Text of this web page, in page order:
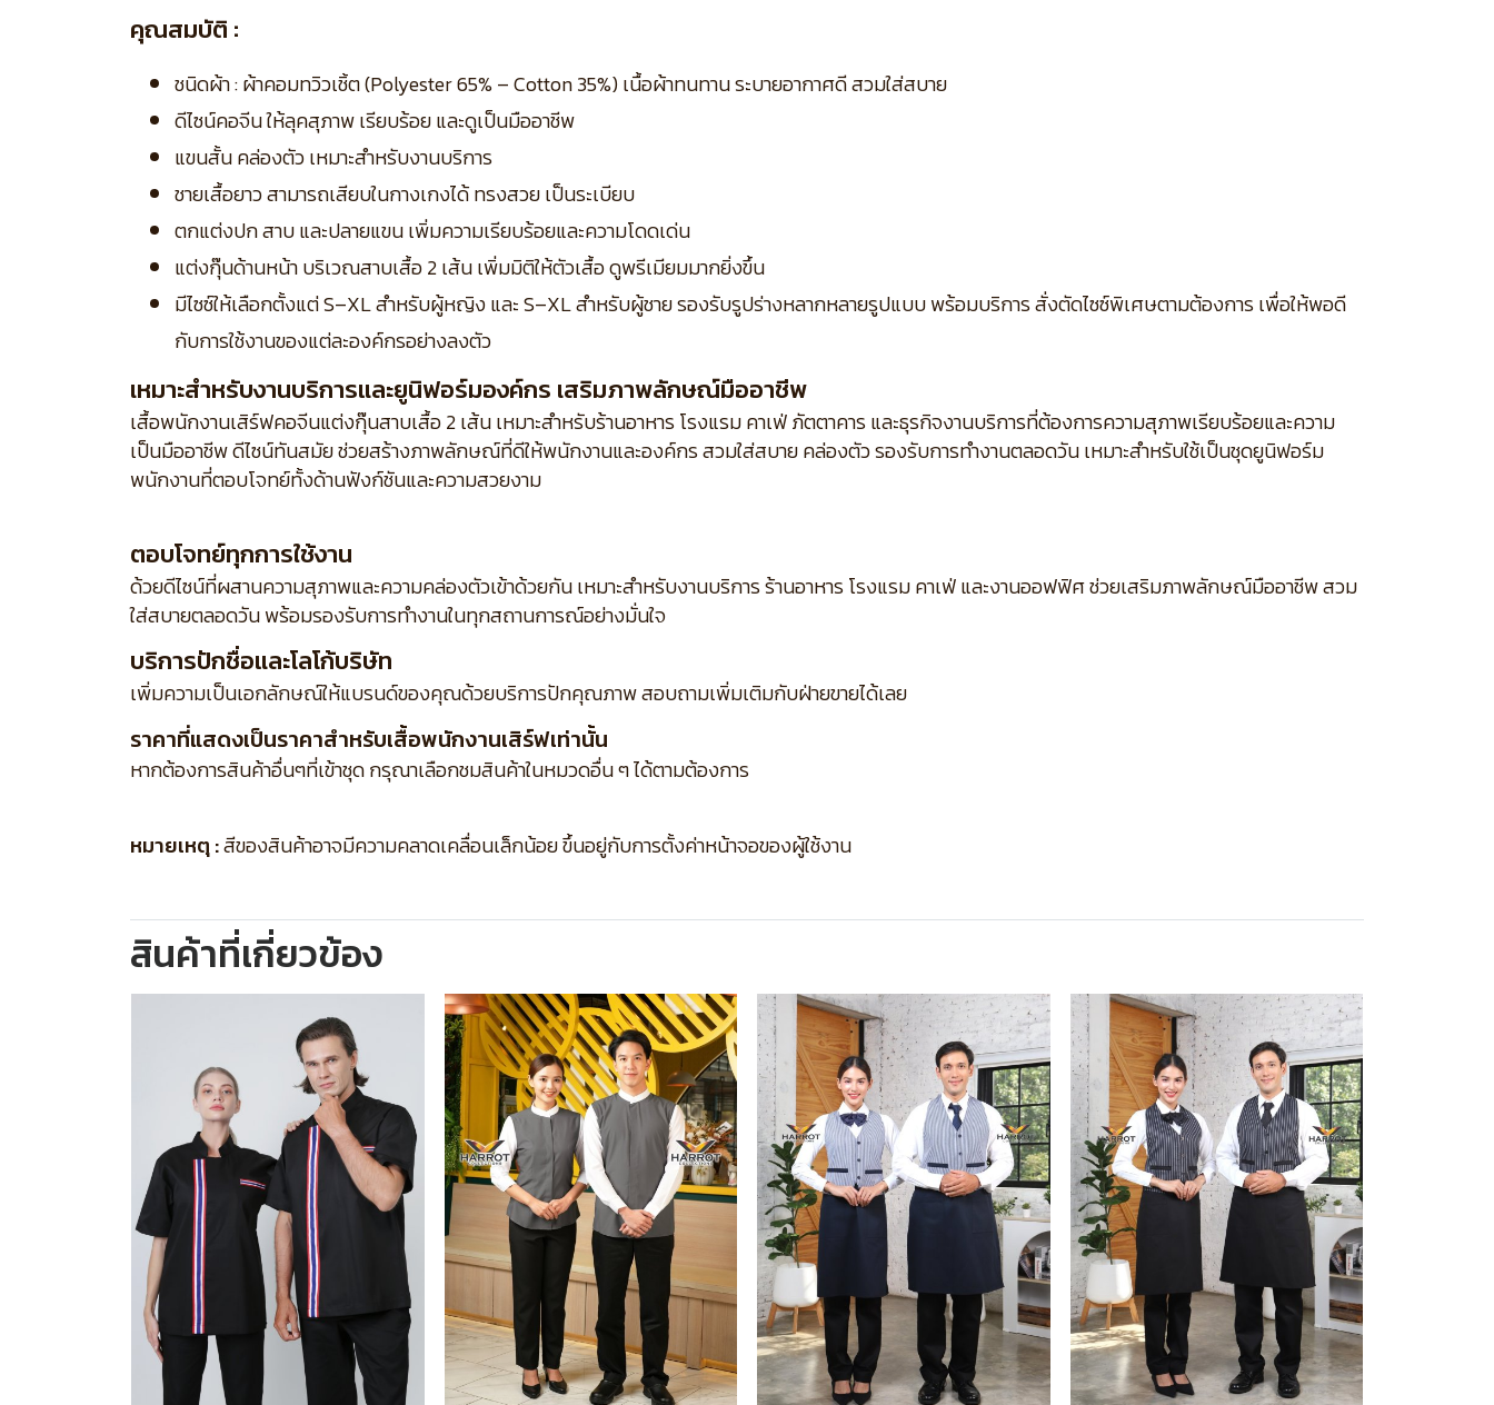
คุณสมบัติ :
ชนิดผ้า : ผ้าคอมทวิวเชิ้ต (Polyester 65% – Cotton 35%) เนื้อผ้าทนทาน ระบายอากาศดี สวมใส่สบาย
ดีไซน์คอจีน ให้ลุคสุภาพ เรียบร้อย และดูเป็นมืออาชีพ
แขนสั้น คล่องตัว เหมาะสำหรับงานบริการ
ชายเสื้อยาว สามารถเสียบในกางเกงได้ ทรงสวย เป็นระเบียบ
ตกแต่งปก สาบ และปลายแขน เพิ่มความเรียบร้อยและความโดดเด่น
แต่งกุ๊นด้านหน้า บริเวณสาบเสื้อ 2 เส้น เพิ่มมิติให้ตัวเสื้อ ดูพรีเมียมมากยิ่งขึ้น
มีไซซ์ให้เลือกตั้งแต่ S–XL สำหรับผู้หญิง และ S–XL สำหรับผู้ชาย รองรับรูปร่างหลากหลายรูปแบบ พร้อมบริการ สั่งตัดไซซ์พิเศษตามต้องการ เพื่อให้พอดี
กับการใช้งานของแต่ละองค์กรอย่างลงตัว
เหมาะสำหรับงานบริการและยูนิฟอร์มองค์กร เสริมภาพลักษณ์มืออาชีพ
เสื้อพนักงานเสิร์ฟคอจีนแต่งกุ๊นสาบเสื้อ 2 เส้น เหมาะสำหรับร้านอาหาร โรงแรม คาเฟ่ ภัตตาคาร และธุรกิจงานบริการที่ต้องการความสุภาพเรียบร้อยและความ
เป็นมืออาชีพ ดีไซน์ทันสมัย ช่วยสร้างภาพลักษณ์ที่ดีให้พนักงานและองค์กร สวมใส่สบาย คล่องตัว รองรับการทำงานตลอดวัน เหมาะสำหรับใช้เป็นชุดยูนิฟอร์ม
พนักงานที่ตอบโจทย์ทั้งด้านฟังก์ชันและความสวยงาม
ตอบโจทย์ทุกการใช้งาน
ด้วยดีไซน์ที่ผสานความสุภาพและความคล่องตัวเข้าด้วยกัน เหมาะสำหรับงานบริการ ร้านอาหาร โรงแรม คาเฟ่ และงานออฟฟิศ ช่วยเสริมภาพลักษณ์มืออาชีพ สวม
ใส่สบายตลอดวัน พร้อมรองรับการทำงานในทุกสถานการณ์อย่างมั่นใจ
บริการปักชื่อและโลโก้บริษัท
เพิ่มความเป็นเอกลักษณ์ให้แบรนด์ของคุณด้วยบริการปักคุณภาพ สอบถามเพิ่มเติมกับฝ่ายขายได้เลย
ราคาที่แสดงเป็นราคาสำหรับเสื้อพนักงานเสิร์ฟเท่านั้น
หากต้องการสินค้าอื่นๆที่เข้าชุด กรุณาเลือกชมสินค้าในหมวดอื่น ๆ ได้ตามต้องการ
หมายเหตุ :สีของสินค้าอาจมีความคลาดเคลื่อนเล็กน้อย ขึ้นอยู่กับการตั้งค่าหน้าจอของผู้ใช้งาน
สินค้าที่เกี่ยวข้อง